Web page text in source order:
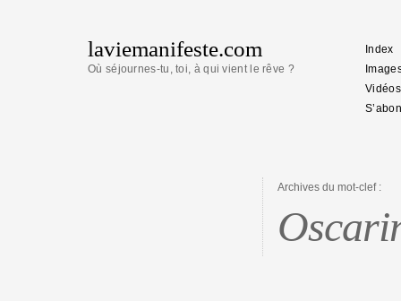
laviemanifeste.com
Où séjournes-tu, toi, à qui vient le rêve ?
Index
Vidéos
Archives du mot-clef :